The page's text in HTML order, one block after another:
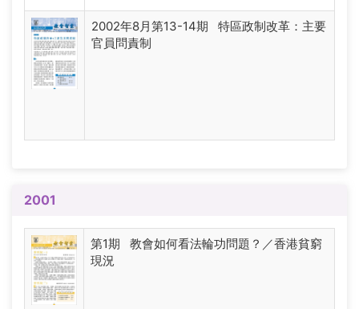
2002年8月第13-14期 特區政制改革：主要
官員問責制
2001
第1期 教會如何看法輪功問題？／香港貧窮
現況